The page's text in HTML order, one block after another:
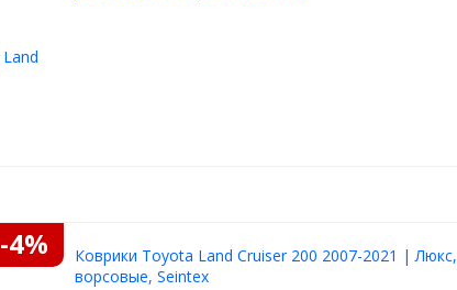
-4%
Коврики Toyota Land Cruiser 200 2007-2021 | Люкс,
ворсовые, Seintex